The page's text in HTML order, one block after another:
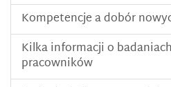
Kompetencje a dobór
Kilka informacji o
pracowników